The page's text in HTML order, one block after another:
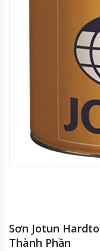
Sơn Jotun
Thành Phần